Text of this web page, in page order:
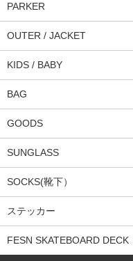
PARKER
OUTER / JACKET
KIDS / BABY
BAG
GOODS
SUNGLASS
SOCKS(靴下）
ステッカー
FESN SKATEBOARD DECK